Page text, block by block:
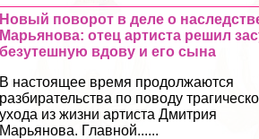
Новый поворот в деле о
Марьянова: отец артиста решил
безутешную вдову и его сына
В настоящее время продолжаются
разбирательства по поводу
ухода из жизни артиста Дмитрия
Марьянова. Главной......